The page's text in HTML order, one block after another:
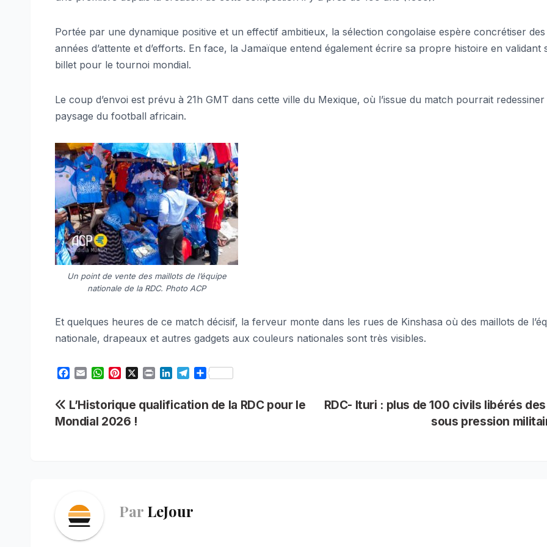
Portée par une dynamique positive et un effectif ambitieux, la sélection congolaise espère concrétiser des
années d’attente et d’efforts. En face, la Jamaïque entend également écrire sa propre histoire en validant
billet pour le tournoi mondial.
Le coup d’envoi est prévu à 21h GMT dans cette ville du Mexique, où l’issue du match pourrait redessiner
paysage du football africain.
Un point de vente des maillots de l’équipe
nationale de la RDC. Photo ACP
Et quelques heures de ce match décisif, la ferveur monte dans les rues de Kinshasa où des maillots de
nationale, drapeaux et autres gadgets aux couleurs nationales sont très visibles.
c
e
b
a
i
l
W
t
s
t
e
n
n
k
l
e
S
r
Navigation
de
RDC- Ituri : plus de 100 civils libérés des
sous pression
L’Historique qualification de la RDC pour le
Mondial 2026 !
Par LeJour